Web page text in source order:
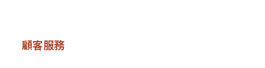
顧客服務